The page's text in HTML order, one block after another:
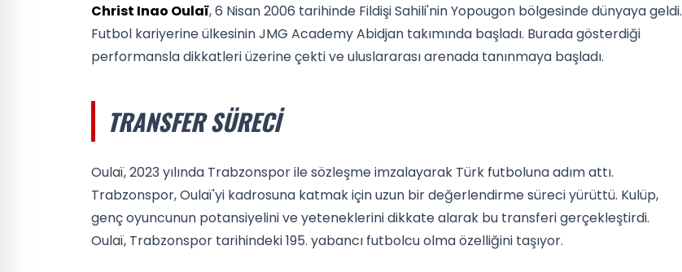
Christ Inao Oulaï, 6 Nisan 2006 tarihinde Fildişi Sahili'nin Yopougon bölgesinde dünyaya geldi.
Futbol kariyerine ülkesinin JMG Academy Abidjan takımında başladı. Burada gösterdiği
performansla dikkatleri üzerine çekti ve uluslararası arenada tanınmaya başladı.
TRANSFER SÜRECI
Oulaï, 2023 yılında Trabzonspor ile sözleşme imzalayarak Türk futboluna adım attı.
Trabzonspor, Oulaï'yi kadrosuna katmak için uzun bir değerlendirme süreci yürüttü. Kulüp,
genç oyuncunun potansiyelini ve yeteneklerini dikkate alarak bu transferi gerçekleştirdi.
Oulaï, Trabzonspor tarihindeki 195. yabancı futbolcu olma özelliğini taşıyor.